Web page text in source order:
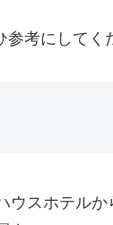
考にしてく